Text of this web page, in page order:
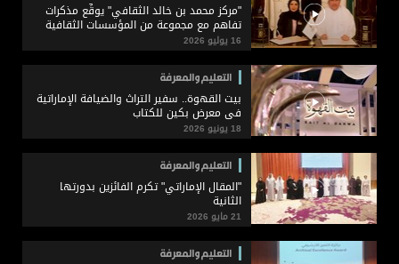
"مركز محمد بن خالد الثقافي" يوقِّع مذكرات
تفاهم مع مجموعة من المؤسسات الثقافية
والمعرفية
16 يوليو 2026
التعليم والمعرفة
بيت القهوة.. سفير التراث والضيافة الإماراتية
في معرض بكين للكتاب
18 يونيو 2026
التعليم والمعرفة
"المقال الإماراتي" تكرم الفائزين بدورتها
الثانية
21 مايو 2026
التعليم والمعرفة